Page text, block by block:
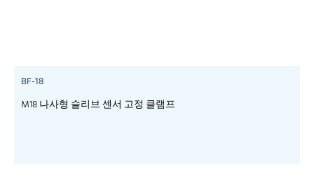
BF-18
M18 나사형 슬리브 센서 고정 클램프